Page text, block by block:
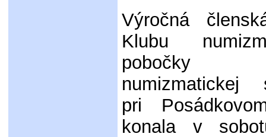
Výročná
Klubu
pobočky
numizmatickej
pri
konala v